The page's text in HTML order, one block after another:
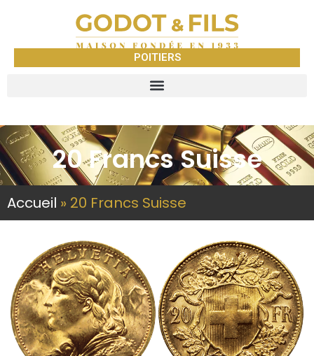
POITIERS
20 Francs Suisse
Accueil » 20 Francs Suisse